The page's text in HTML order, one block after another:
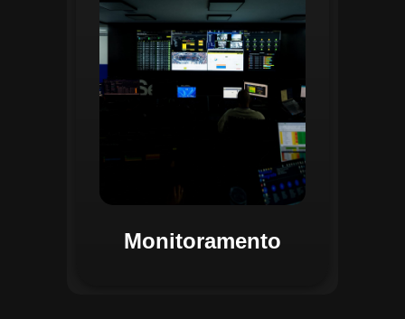
Monitoramento
informações operacionais,
identificando gargalos, não
conformidades e oportunidades de
melhoria.